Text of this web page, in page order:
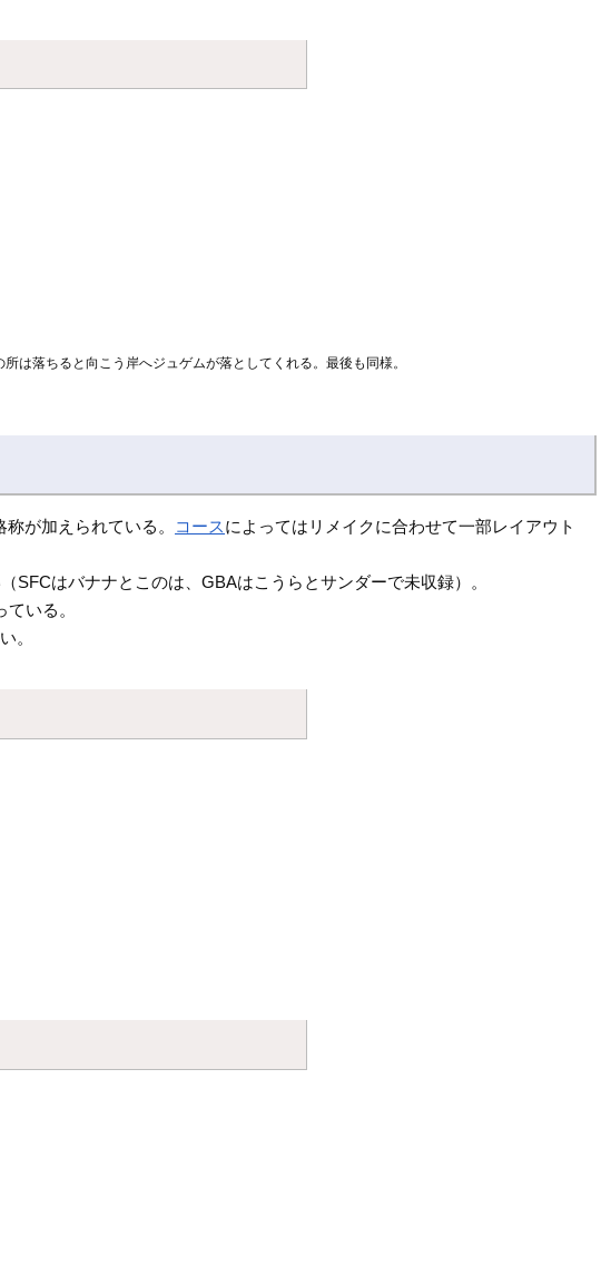
落ちると向こう岸へジュゲムが落としてくれる。最後も同様。
が加えられている。 コースによってはリメイクに合わせて一部レイアウト
はバナナとこのは、GBAはこうらとサンダーで未収録）。
いる。
。